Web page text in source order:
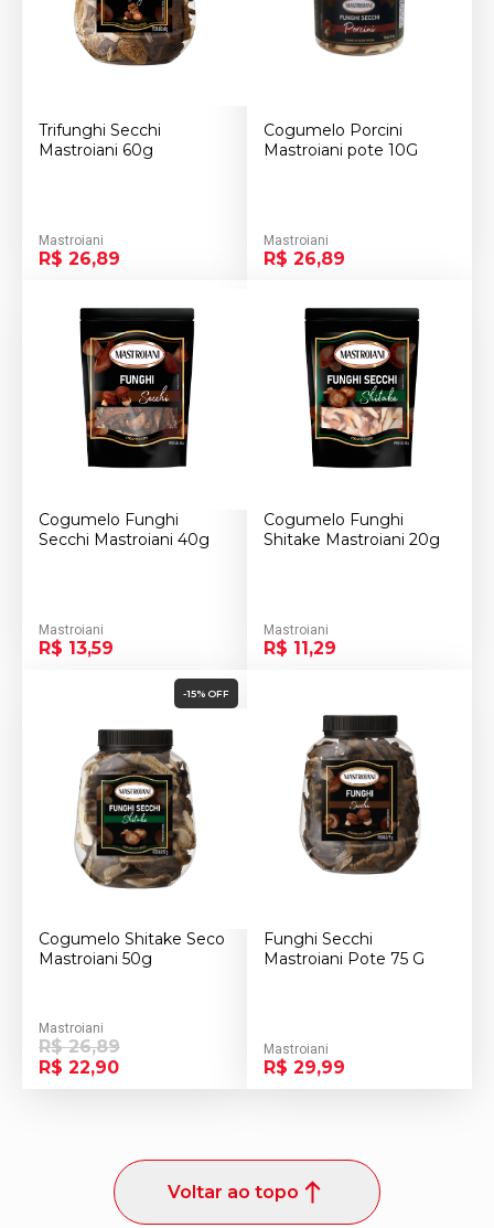
Trifunghi Secchi
Mastroiani 60g
Mastroiani
R$ 26,89
Cogumelo Porcini
Mastroiani pote 10G
Mastroiani
R$ 26,89
Cogumelo Funghi
Secchi Mastroiani 40g
Mastroiani
R$ 13,59
Cogumelo Funghi
Shitake Mastroiani 20g
Mastroiani
R$ 11,29
-15% OFF
Cogumelo Shitake Seco
Mastroiani 50g
Mastroiani
R$ 26,89
R$ 22,90
Funghi Secchi
Mastroiani Pote 75 G
Mastroiani
R$ 29,99
Voltar ao topo